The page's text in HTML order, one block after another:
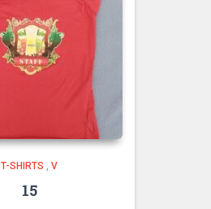
T-SHIRTS , V
15